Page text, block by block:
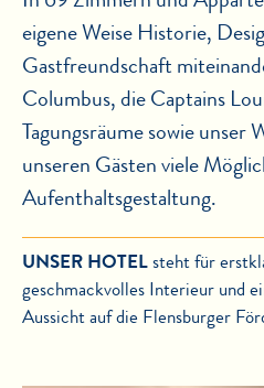
eigene Weise Historie,
Gastfreundschaft
Columbus, die Captains
Tagungsräume sowie unser
unseren Gästen viele
Aufenthaltsgestaltung.
UNSER HOTELsteht für
geschmackvolles Interieur und
Aussicht auf die Flensburger